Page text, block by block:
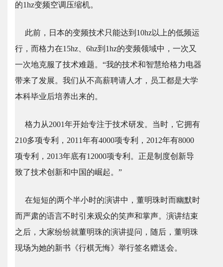
的1hz变频空调压缩机。
此前，日本的变频技术只能达到10hz以上的低频运
行，而格力在15hz、6hz到1hz的变频领域中，一次又
一次地克服了技术难题。“我的技术和智慧给格力电器
带来了发展。我们从不高薪聘请人才，员工都是大学
本科毕业后培养出来的。
格力从2001年开始专注于技术研发。当时，它拥有
210多项专利，2011年有4000项专利，2012年有8000
项专利，2013年底有12000项专利。正是制度创新导
致了技术创新和中国的崛起。”
在短短的两个半小时的演讲中，董明珠时而幽默时
而严肃的语言不时引来观众的笑声和掌声。演讲结束
之后，大家纷纷就董明珠的演讲提问，随后，董明珠
现场为她的新书《行棋无悔》举行签名赠送会。